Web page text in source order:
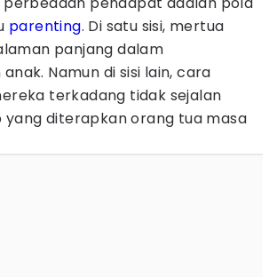
parenting. Di satu sisi, mertua
panjang dalam
Namun di sisi lain, cara
terkadang tidak sejalan
yang diterapkan orang tua masa